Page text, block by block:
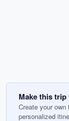
Make this
Create your own
personalized